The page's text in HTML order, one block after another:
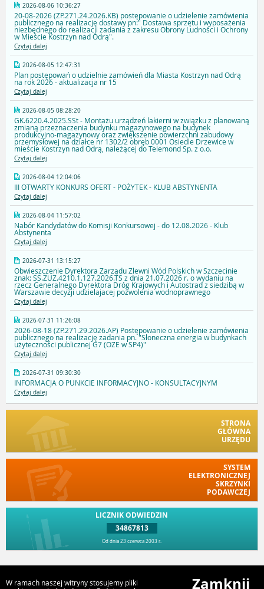
2026-08-06 10:36:27
20-08-2026 (ZP.271.24.2026.KB) postępowanie o udzielenie zamówienia
publicznego na realizację dostawy pn:" Dostawa sprzętu i wyposażenia
niezbędnego do realizacji zadania z zakresu Obrony Ludności i Ochrony
w Mieście Kostrzyn nad Odrą".
Czytaj dalej
2026-08-05 12:47:31
Plan postępowań o udzielnie zamówień dla Miasta Kostrzyn nad Odrą
na rok 2026 - aktualizacja nr 15
Czytaj dalej
2026-08-05 08:28:20
GK.6220.4.2025.SSt - Montażu urządzeń lakierni w związku z planowaną
zmianą przeznaczenia budynku magazynowego na budynek
produkcyjno-magazynowy oraz zwiększenie powierzchni zabudowy
przemysłowej na działce nr 1302/2 obręb 0001 Osiedle Drzewice w
mieście Kostrzyn nad Odrą, należącej do Telemond Sp. z o.o.
Czytaj dalej
2026-08-04 12:04:06
III OTWARTY KONKURS OFERT - POŻYTEK - KLUB ABSTYNENTA
Czytaj dalej
2026-08-04 11:57:02
Nabór Kandydatów do Komisji Konkursowej - do 12.08.2026 - Klub
Abstynenta
Czytaj dalej
2026-07-31 13:15:27
Obwieszczenie Dyrektora Zarządu Zlewni Wód Polskich w Szczecinie
znak: SS.ZUZ.4210.1.127.2026.TS z dnia 21.07.2026 r. o wydaniu na
rzecz Generalnego Dyrektora Dróg Krajowych i Autostrad z siedzibą w
Warszawie decyzji udzielajacej pozwolenia wodnoprawnego
Czytaj dalej
2026-07-31 11:26:08
2026-08-18 (ZP.271.29.2026.AP) Postępowanie o udzielenie zamówienia
publicznego na realizację zadania pn. "Słoneczna energia w budynkach
użyteczności publicznej G7 (OZE w SP4)"
Czytaj dalej
2026-07-31 09:30:30
INFORMACJA O PUNKCIE INFORMACYJNO - KONSULTACYJNYM
Czytaj dalej
STRONA
GŁÓWNA
URZĘDU
SYSTEM
ELEKTRONICZNEJ
SKRZYNKI
PODAWCZEJ
LICZNIK ODWIEDZIN
34867813
Od dnia 23 czerwca 2003 r.
W ramach naszej witryny stosujemy pliki
Zamknij